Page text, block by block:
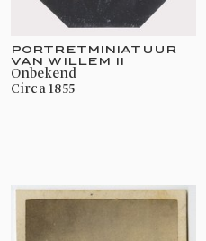
PORTRETMINIATUUR
VAN WILLEM II
onbekend
circa 1855